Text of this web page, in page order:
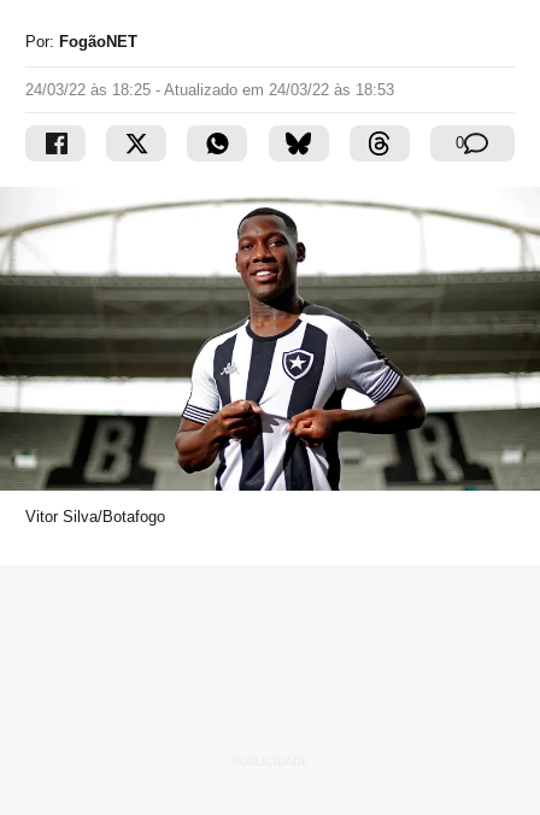
Por: FogãoNET
24/03/22 às 18:25 - Atualizado em 24/03/22 às 18:53
0
Vitor Silva/Botafogo